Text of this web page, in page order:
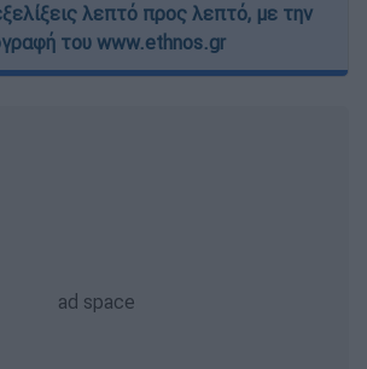
λεπτό προς λεπτό, με την
του www.ethnos.gr